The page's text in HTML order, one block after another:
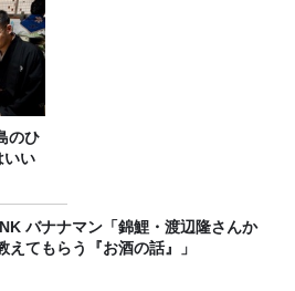
のひ
いい
鯉・渡辺隆さんか
えてもらう『お酒の話』」